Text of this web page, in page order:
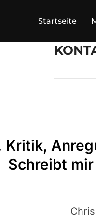
Startseite
Kritik,
Schreibt